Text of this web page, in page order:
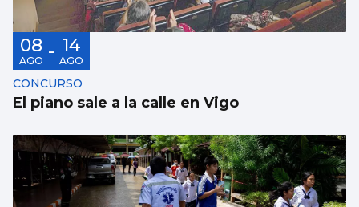
08
AGO - 14
AGO
CONCURSO
El piano sale a la calle en Vigo